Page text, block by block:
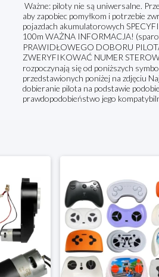
Ważne: piloty nie są uniwersalne.
aby zapobiec pomyłkom i potrzebie
pojazdach akumulatorowych
100m WAŻNA INFORMACJA!
PRAWIDŁOWEGO DOBORU
ZWERYFIKOWAĆ NUMER
rozpoczynają się od poniższych
przedstawionych poniżej na zdjęciu
dobieranie pilota na podstawie
prawdopodobieństwo jego